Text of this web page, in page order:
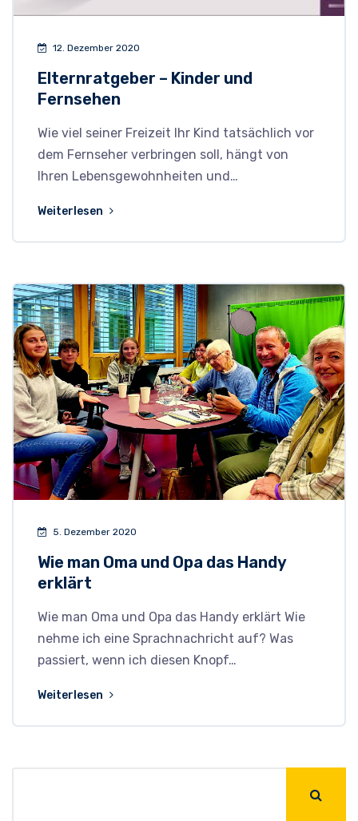
12. Dezember 2020
Elternratgeber – Kinder und
Fernsehen
Wie viel seiner Freizeit Ihr Kind tatsächlich vor
dem Fernseher verbringen soll, hängt von
Ihren Lebensgewohnheiten und…
Weiterlesen
5. Dezember 2020
Wie man Oma und Opa das Handy
erklärt
Wie man Oma und Opa das Handy erklärt Wie
nehme ich eine Sprachnachricht auf? Was
passiert, wenn ich diesen Knopf…
Weiterlesen